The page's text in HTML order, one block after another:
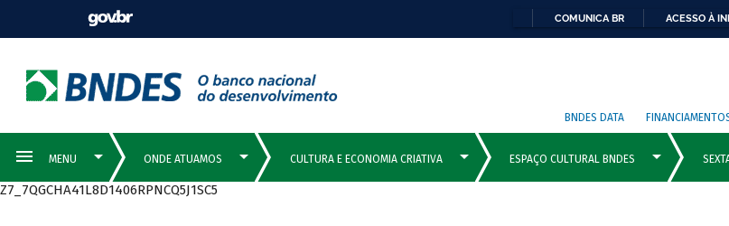
COMUNICA BR ACESSO À
BNDES DATA
Z7_7QGCHA41L8D1406RPNCQ5J1SC5